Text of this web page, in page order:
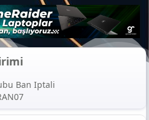
Ban Iptali